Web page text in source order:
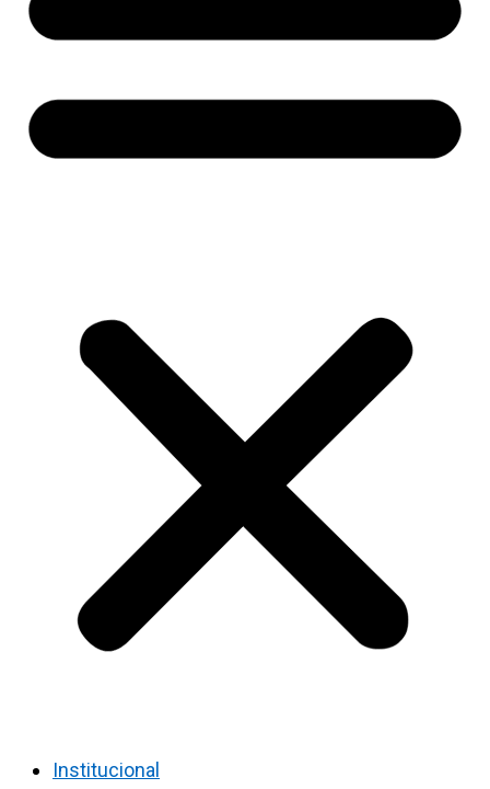
Institucional